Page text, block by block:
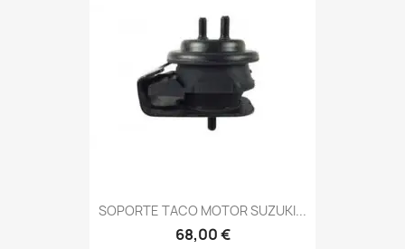
SOPORTE TACO MOTOR SUZUKI...
68,00 €